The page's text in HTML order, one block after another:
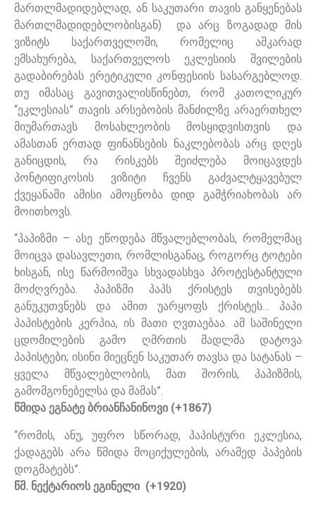
მართლმადიდებლად, ან საკუთარი თავის განყენებას
მართლმადიდებლობისგან) და არც ზოგადად მის
ვიზიტს საქართველოში, რომელიც აშკარად
ემსახურება, საქართველოს ეკლესიის შვილების
გადაბირებას ერეტიკული კონფესიის სასარგებლოდ.
თუ იმასაც გავითვალისწინებთ, რომ კათოლიკურ
“ეკლესიას” თავის არსებობის მანძილზე არაერთხელ
მიუმართავს მოსახლეობის მოსყიდვისთვის და
ამასთან ერთად ფინანსების ნაკლებობას არც დღეს
განიცდის, რა რისკებს შეიძლება მოიცავდეს
პონტიფიკოსის ვიზიტი ჩვენს გაძვალტყავებულ
ქვეყანაში ამისი ამოცნობა დიდ გამჭრიახობას არ
მოითხოვს.‎
“პაპიზმი – ასე ეწოდება მწვალებლობას, რომელმაც
მოიცვა დასავლეთი, რომლისგანაც, როგორც ტოტები
ხისგან, ისე წარმოიშვა სხვადასხვა პროტესტანტული
მოძღვრება. პაპიზმი პაპს ქრისტეს თვისებებს
განუკუთვნებს და ამით უარყოფს ქრისტეს… პაპი
პაპისტების კერპია, ის მათი ღვთაებაა. ამ საშინელი
ცდომილების გამო ღმრთის მადლმა დატოვა
პაპისტები; ისინი მიეცნენ საკუთარ თავსა და სატანას –
ყველა მწვალებლობის, მათ შორის, პაპიზმის,
გამომგონებელსა და მამას”.
წმიდა ეგნატე ბრიანჩანინოვი (+1867)
“რომის, ანუ, უფრო სწორად, პაპისტური ეკლესია,
ქადაგებს არა წმიდა მოციქულების, არამედ პაპების
დოგმატებს”.
წმ. ნექტარიოს ეგინელი (+1920)